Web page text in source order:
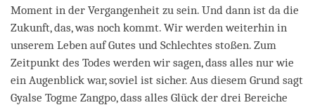
Moment in der Vergangenheit zu sein. Und dann ist da die
Zukunft, das, was noch kommt. Wir werden weiterhin in
unserem Leben auf Gutes und Schlechtes stoßen. Zum
Zeitpunkt des Todes werden wir sagen, dass alles nur wie
ein Augenblick war, soviel ist sicher. Aus diesem Grund sagt
Gyalse Togme Zangpo, dass alles Glück der drei Bereiche